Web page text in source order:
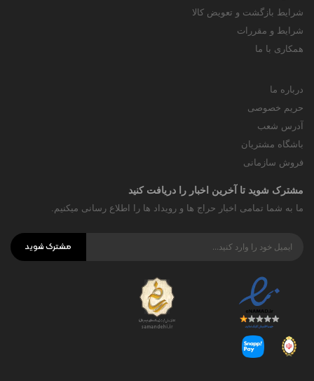
شرایط بازگشت و تعویض کالا
شرایط و مقررات
همکاری با ما
درباره ما
حریم خصوصی
آدرس شعب
باشگاه مشتریان
فروش سازمانی
مشترک شوید تا آخرین اخبار را دریافت کنید
ما به شما تمامی اخبار حراج ها و رویداد ها را اطلاع رسانی میکنیم.
مشترک شوید